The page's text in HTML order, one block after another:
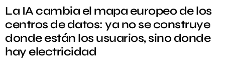
La IA cambia el mapa europeo de los
centros de datos: ya no se construye
donde están los usuarios, sino donde
hay electricidad